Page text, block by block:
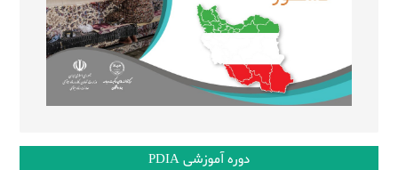
دوره آموزشی PDIA